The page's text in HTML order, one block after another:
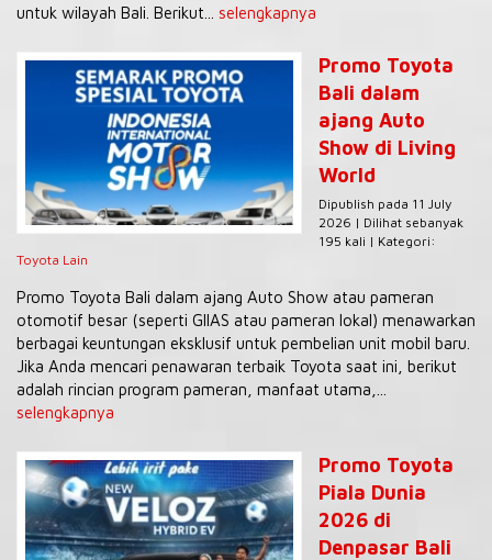
untuk wilayah Bali. Berikut... selengkapnya
Promo Toyota
Bali dalam
ajang Auto
Show di Living
World
Dipublish pada 11 July
2026 | Dilihat sebanyak
195 kali | Kategori:
Toyota Lain
Promo Toyota Bali dalam ajang Auto Show atau pameran
otomotif besar (seperti GIIAS atau pameran lokal) menawarkan
berbagai keuntungan eksklusif untuk pembelian unit mobil baru.
Jika Anda mencari penawaran terbaik Toyota saat ini, berikut
adalah rincian program pameran, manfaat utama,...
selengkapnya
Promo Toyota
Piala Dunia
2026 di
Denpasar Bali